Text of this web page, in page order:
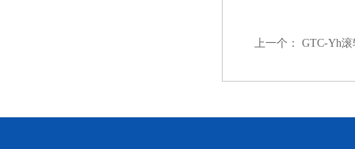
上一个： GTC-Yh